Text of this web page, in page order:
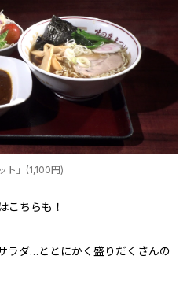
ト」(1,100円)
こちらも！
ラダ…ととにかく盛りだくさんの